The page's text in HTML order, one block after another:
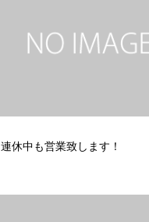
連休中も営業致します！